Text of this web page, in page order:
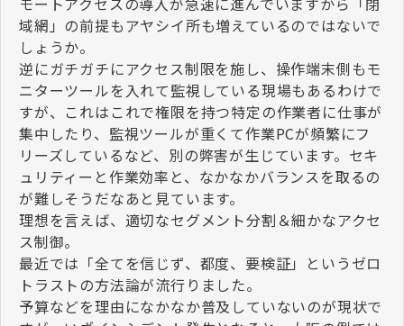
域網」の前提もアヤシイ所も増えているのではないで
しょうか。
逆にガチガチにアクセス制限を施し、操作端末側もモ
ニターツールを入れて監視している現場もあるわけで
すが、これはこれで権限を持つ特定の作業者に仕事が
集中したり、監視ツールが重くて作業PCが頻繁にフ
リーズしているなど、別の弊害が生じています。セキ
ュリティーと作業効率と、なかなかバランスを取るの
が難しそうだなあと見ています。
理想を言えば、適切なセグメント分割＆細かなアクセ
ス制御。
最近では「全てを信じず、都度、要検証」というゼロ
トラストの方法論が流行りました。
予算などを理由になかなか普及していないのが現状で